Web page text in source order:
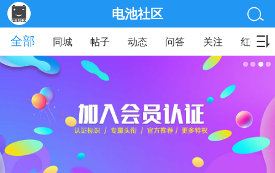
电池社区
全部
同城 帖子 动态 问答 关注 红包